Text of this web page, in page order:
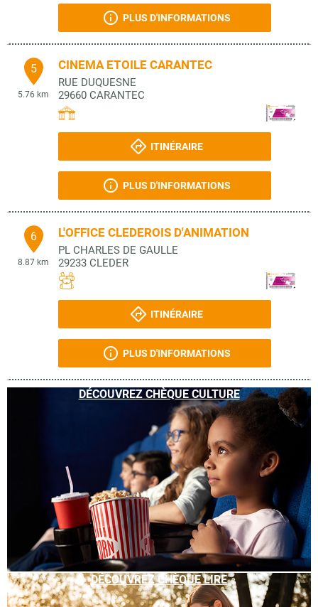
PLUS D'INFORMATIONS
5
5.76 km
CINEMA ETOILE CARANTEC
RUE DUQUESNE
29660 CARANTEC
ITINÉRAIRE
PLUS D'INFORMATIONS
6
8.87 km
L'OFFICE CLEDEROIS D'ANIMATION
PL CHARLES DE GAULLE
29233 CLEDER
ITINÉRAIRE
PLUS D'INFORMATIONS
DÉCOUVREZ CHÈQUE CULTURE
DÉCOUVREZ CHÈQUE LIRE